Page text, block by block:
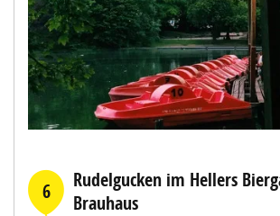
6
Rudelgucken im Hellers
Brauhaus